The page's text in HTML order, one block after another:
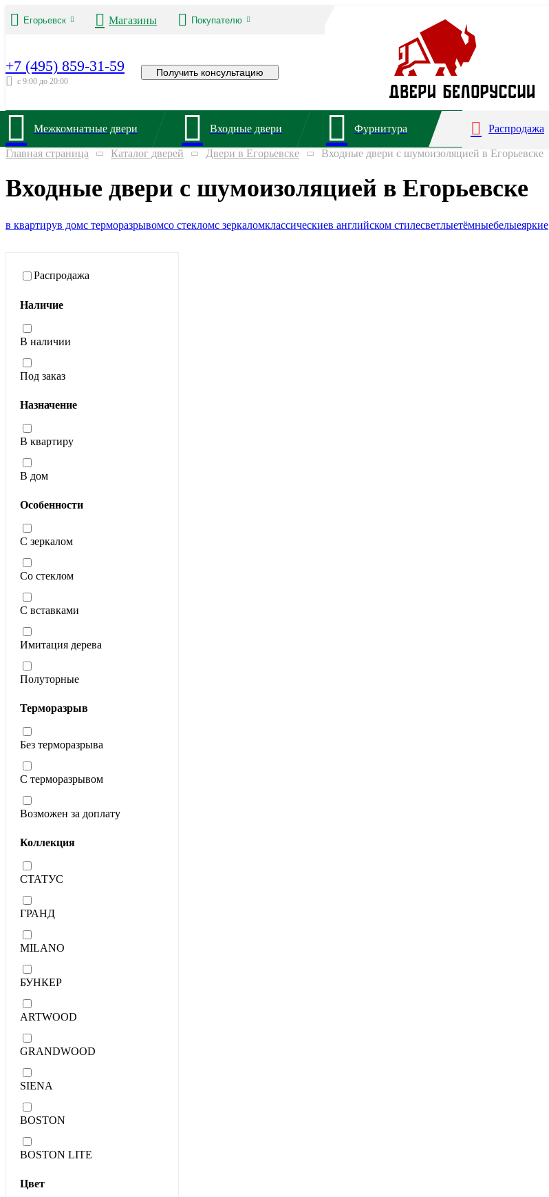
Егорьевск Магазины Покупателю
+7 (495) 859-31-59
с 9:00 до 20:00
Получить консультацию
Межкомнатные двери Входные двери Фурнитура Распродажа
Главная страница Каталог дверей Двери в Егорьевске Входные двери с шумоизоляцией в Егорьевске
Входные двери с шумоизоляцией в Егорьевске
в квартирув домс терморазрывомсо стекломс зеркаломклассическиев английском стилесветлыетёмныебелыеяркие
Распродажа
Наличие
В наличии
Под заказ
Назначение
В квартиру
В дом
Особенности
С зеркалом
Со стеклом
С вставками
Имитация дерева
Полуторные
Терморазрыв
Без терморазрыва
С терморазрывом
Возможен за доплату
Коллекция
СТАТУС
ГРАНД
MILANO
БУНКЕР
ARTWOOD
GRANDWOOD
SIENA
BOSTON
BOSTON LITE
Цвет